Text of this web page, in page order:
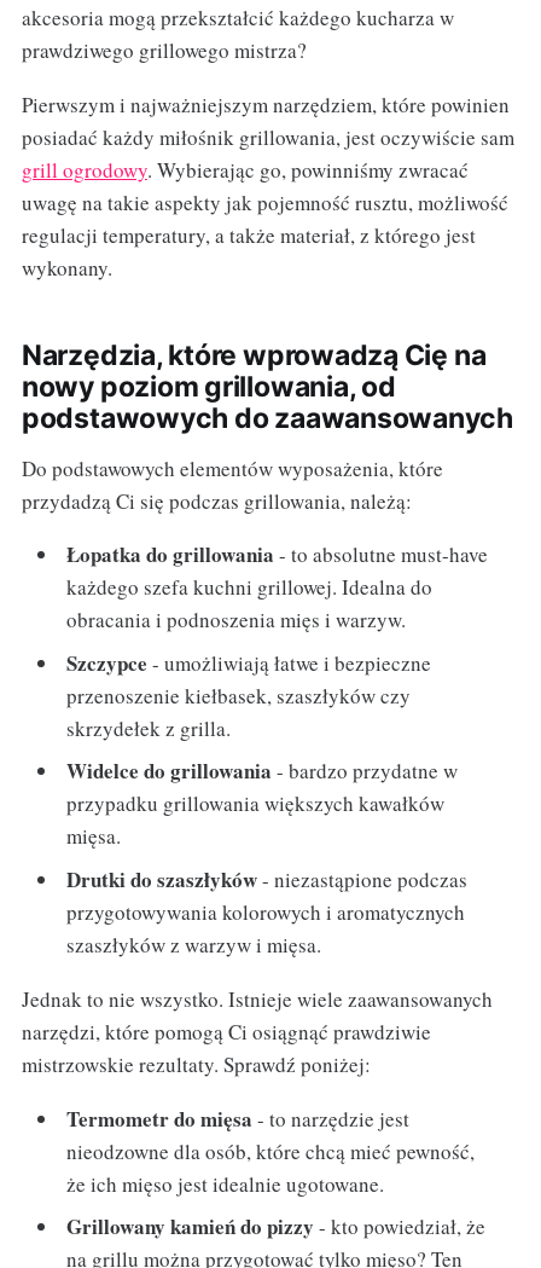
akcesoria mogą przekształcić każdego kucharza w
prawdziwego grillowego mistrza?
Pierwszym i najważniejszym narzędziem, które powinien
posiadać każdy miłośnik grillowania, jest oczywiście sam
grill ogrodowy. Wybierając go, powinniśmy zwracać
uwagę na takie aspekty jak pojemność rusztu, możliwość
regulacji temperatury, a także materiał, z którego jest
wykonany.
Narzędzia, które wprowadzą Cię na
nowy poziom grillowania, od
podstawowych do zaawansowanych
Do podstawowych elementów wyposażenia, które
przydadzą Ci się podczas grillowania, należą:
Łopatka do grillowania - to absolutne must-have
każdego szefa kuchni grillowej. Idealna do
obracania i podnoszenia mięs i warzyw.
Szczypce - umożliwiają łatwe i bezpieczne
przenoszenie kiełbasek, szaszłyków czy
skrzydełek z grilla.
Widelce do grillowania - bardzo przydatne w
przypadku grillowania większych kawałków
mięsa.
Drutki do szaszłyków- niezastąpione podczas
przygotowywania kolorowych i aromatycznych
szaszłyków z warzyw i mięsa.
Jednak to nie wszystko. Istnieje wiele zaawansowanych
narzędzi, które pomogą Ci osiągnąć prawdziwie
mistrzowskie rezultaty. Sprawdź poniżej:
Termometr do mięsa - to narzędzie jest
nieodzowne dla osób, które chcą mieć pewność,
że ich mięso jest idealnie ugotowane.
Grillowany kamień do pizzy - kto powiedział, że
na grillu można przygotować tylko mięso? Ten